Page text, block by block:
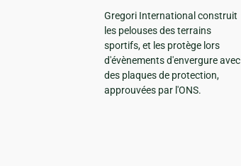
Gregori International construit
les pelouses des terrains
sportifs, et les protège lors
d'évènements d'envergure avec
des plaques de protection,
approuvées par l'ONS.